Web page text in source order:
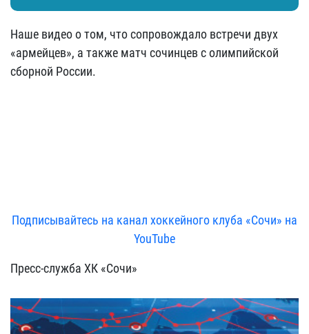
Наше видео о том, что сопровождало встречи двух
«армейцев», а также матч сочинцев с олимпийской
сборной России.
Подписывайтесь на канал хоккейного клуба «Сочи» на
YouTube
Пресс-служба ХК «Сочи»